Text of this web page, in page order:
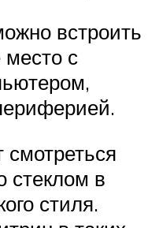
встроить
с
смотреться
стеклом в
стиля.